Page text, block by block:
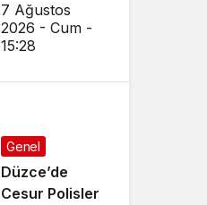
7 Ağustos
2026 - Cum -
15:28
Genel
Düzce’de
Cesur Polisler